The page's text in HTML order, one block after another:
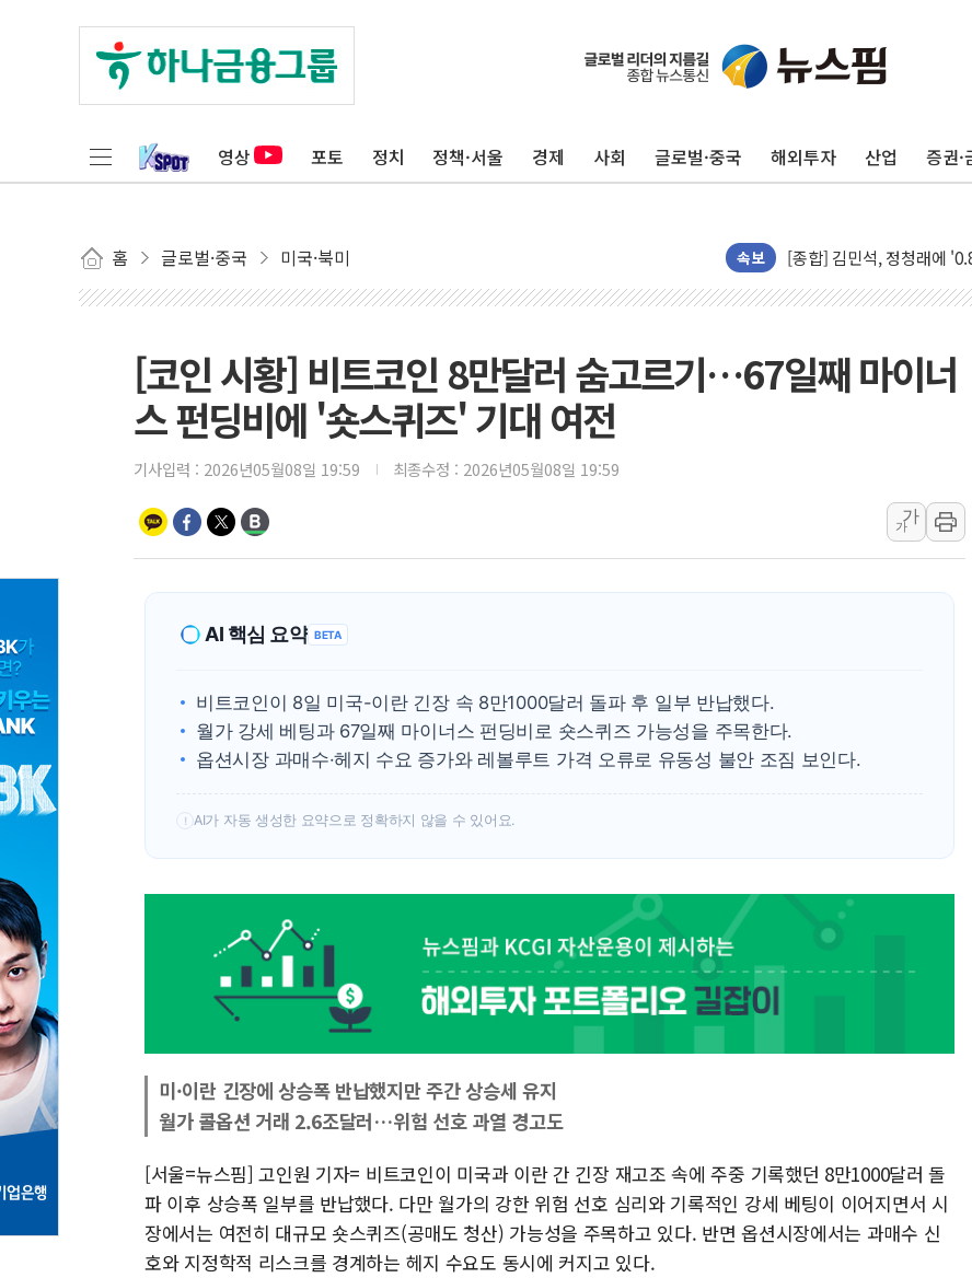
영상 포토 정치 정책·서울 경제 사회 글로벌·중국 해외투자 산업 증권·
홈 글로벌·중국 미국·북미 속보
포항시 재난예산 40억 긴
울진·영덕 '호우특보'-포항
인천 합동연설회 나선 송
김민석, 2주차 제주·인천
[속보] 민주, 제주·인천 경
[속보] 민주, 인천 경선 결
강릉·동해·삼척 시간당
폐기물 수거하다 참변…60
추미애, '위안부' 피해자
인천 선재도 갯벌서 해루
인천서 말다툼 중 어머니 흉
'화합' 꺼낸 김민석에 '뻔
[코인 시황] 비트코인 8만달러 숨고르기…67일째 마이너
스 펀딩비에 '숏스퀴즈' 기대 여전
기사입력 : 2026년05월08일 19:59 최종수정 : 2026년05월08일 19:59
가
가
AI 핵심 요약 BETA
비트코인이 8일 미국-이란 긴장 속 8만1000달러 돌파 후 일부 반납했다.
월가 강세 베팅과 67일째 마이너스 펀딩비로 숏스퀴즈 가능성을 주목한다.
옵션시장 과매수·헤지 수요 증가와 레볼루트 가격 오류로 유동성 불안 조짐 보인다.
! AI가 자동 생성한 요약으로 정확하지 않을 수 있어요.
미·이란 긴장에 상승폭 반납했지만 주간 상승세 유지
월가 콜옵션 거래 2.6조달러…위험 선호 과열 경고도
[서울=뉴스핌] 고인원 기자= 비트코인이 미국과 이란 간 긴장 재고조 속에 주중 기록했던 8만1000달러 돌
파 이후 상승폭 일부를 반납했다. 다만 월가의 강한 위험 선호 심리와 기록적인 강세 베팅이 이어지면서 시
장에서는 여전히 대규모 숏스퀴즈(공매도 청산) 가능성을 주목하고 있다. 반면 옵션시장에서는 과매수 신
호와 지정학적 리스크를 경계하는 헤지 수요도 동시에 커지고 있다.